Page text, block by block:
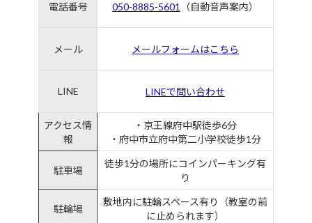
電話番号 050-8885-5601 （自動音声案内）
メール メールフォームはこちら
LINE LINEで問い合わせ
アクセス情
報
・京王線府中駅徒歩6分
・府中市立府中第二小学校徒歩1分
駐車場
徒歩1分の場所にコインパーキング有
り
駐輪場
敷地内に駐輪スペース有り（教室の前
に止められます）